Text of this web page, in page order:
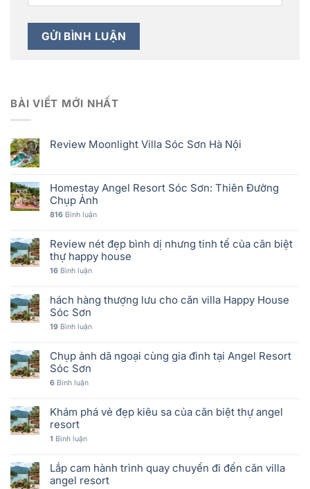
BÀI VIẾT MỚI NHẤT
Review Moonlight Villa Sóc Sơn Hà Nội
Homestay Angel Resort Sóc Sơn: Thiên Đường
Chụp Ảnh
816 Bình luận
Review nét đẹp bình dị nhưng tinh tế của căn biệt
thự happy house
16 Bình luận
hách hàng thượng lưu cho căn villa Happy House
Sóc Sơn
19 Bình luận
Chụp ảnh dã ngoại cùng gia đình tại Angel Resort
Sóc Sơn
6 Bình luận
Khám phá vẻ đẹp kiêu sa của căn biệt thự angel
resort
1 Bình luận
Lắp cam hành trình quay chuyến đi đến căn villa
angel resort